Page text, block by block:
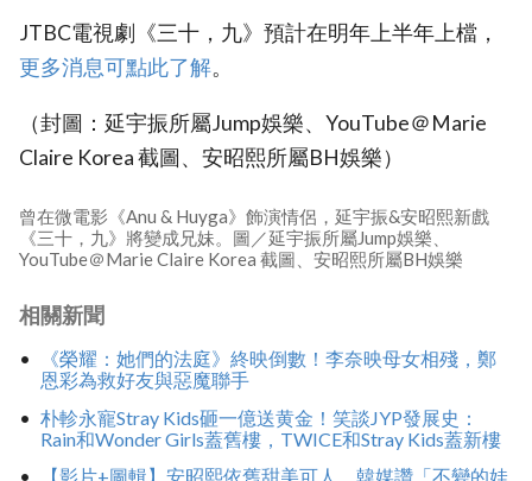
JTBC電視劇《三十，九》預計在明年上半年上檔，
更多消息可點此了解。
（封圖：延宇振所屬Jump娛樂、YouTube＠Marie
Claire Korea 截圖、安昭熙所屬BH娛樂）
曾在微電影《Anu & Huyga》飾演情侶，延宇振&安昭熙新戲
《三十，九》將變成兄妹。圖／延宇振所屬Jump娛樂、
YouTube＠Marie Claire Korea 截圖、安昭熙所屬BH娛樂
相關新聞
《榮耀：她們的法庭》終映倒數！李奈映母女相殘，鄭
恩彩為救好友與惡魔聯手
朴軫永寵Stray Kids砸一億送黄金！笑談JYP發展史：
Rain和Wonder Girls蓋舊樓，TWICE和Stray Kids蓋新樓
【影片+圖輯】安昭熙依舊甜美可人，韓媒讚「不變的娃